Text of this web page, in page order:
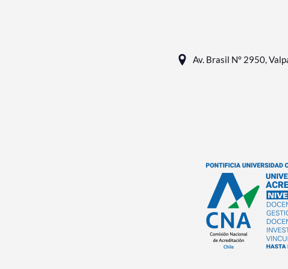
Av. Brasil N° 2950,